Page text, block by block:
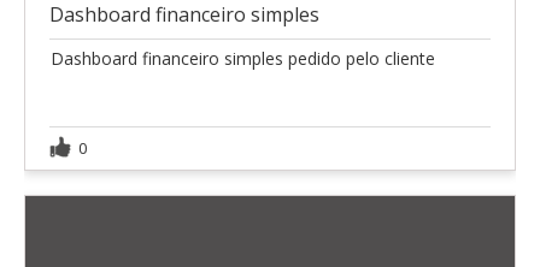
Dashboard financeiro simples
Dashboard financeiro simples pedido pelo cliente
0